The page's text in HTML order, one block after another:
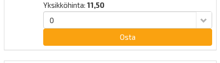
Yksikköhinta: 11,50
Osta